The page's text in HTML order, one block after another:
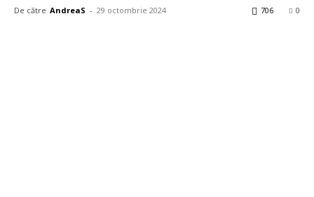
De către AndreaS - 29 octombrie 2024 0
706